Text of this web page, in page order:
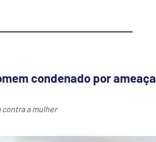
condenado por ameaça
a mulher